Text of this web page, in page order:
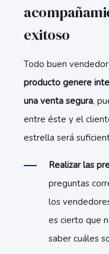
exitoso
Todo buen
producto genere
una venta segura,
entre éste y el
estrella será
Realizar las
preguntas
los
es cierto que
saber cuáles